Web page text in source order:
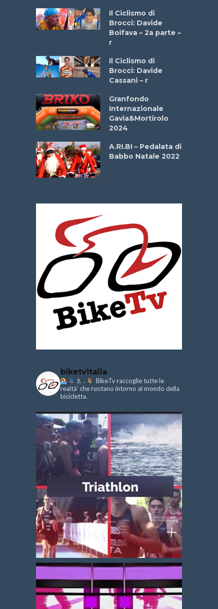
Il Ciclismo di
Brocci: Davide
Boifava – 2a parte –
r
Il Ciclismo di
Brocci: Davide
Cassani – r
Granfondo
Internazionale
Gavia&Mortirolo
2024
A.RI.BI – Pedalata di
Babbo Natale 2022
biketvitalia
.
BikeTv raccoglie tutte le
realtà’ che ruotano intorno al mondo della
bicicletta.